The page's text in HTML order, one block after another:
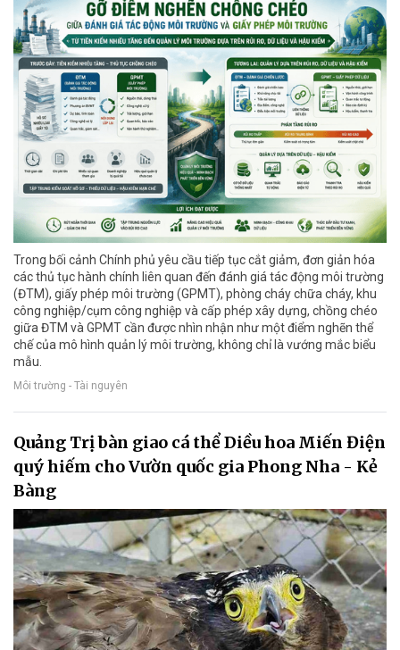
Trong bối cảnh Chính phủ yêu cầu tiếp tục cắt giảm, đơn giản hóa
các thủ tục hành chính liên quan đến đánh giá tác động môi trường
(ĐTM), giấy phép môi trường (GPMT), phòng cháy chữa cháy, khu
công nghiệp/cụm công nghiệp và cấp phép xây dựng, chồng chéo
giữa ĐTM và GPMT cần được nhìn nhận như một điểm nghẽn thể
chế của mô hình quản lý môi trường, không chỉ là vướng mắc biểu
mẫu.
Môi trường - Tài nguyên
Quảng Trị bàn giao cá thể Diều hoa Miến Điện
quý hiếm cho Vườn quốc gia Phong Nha - Kẻ
Bàng